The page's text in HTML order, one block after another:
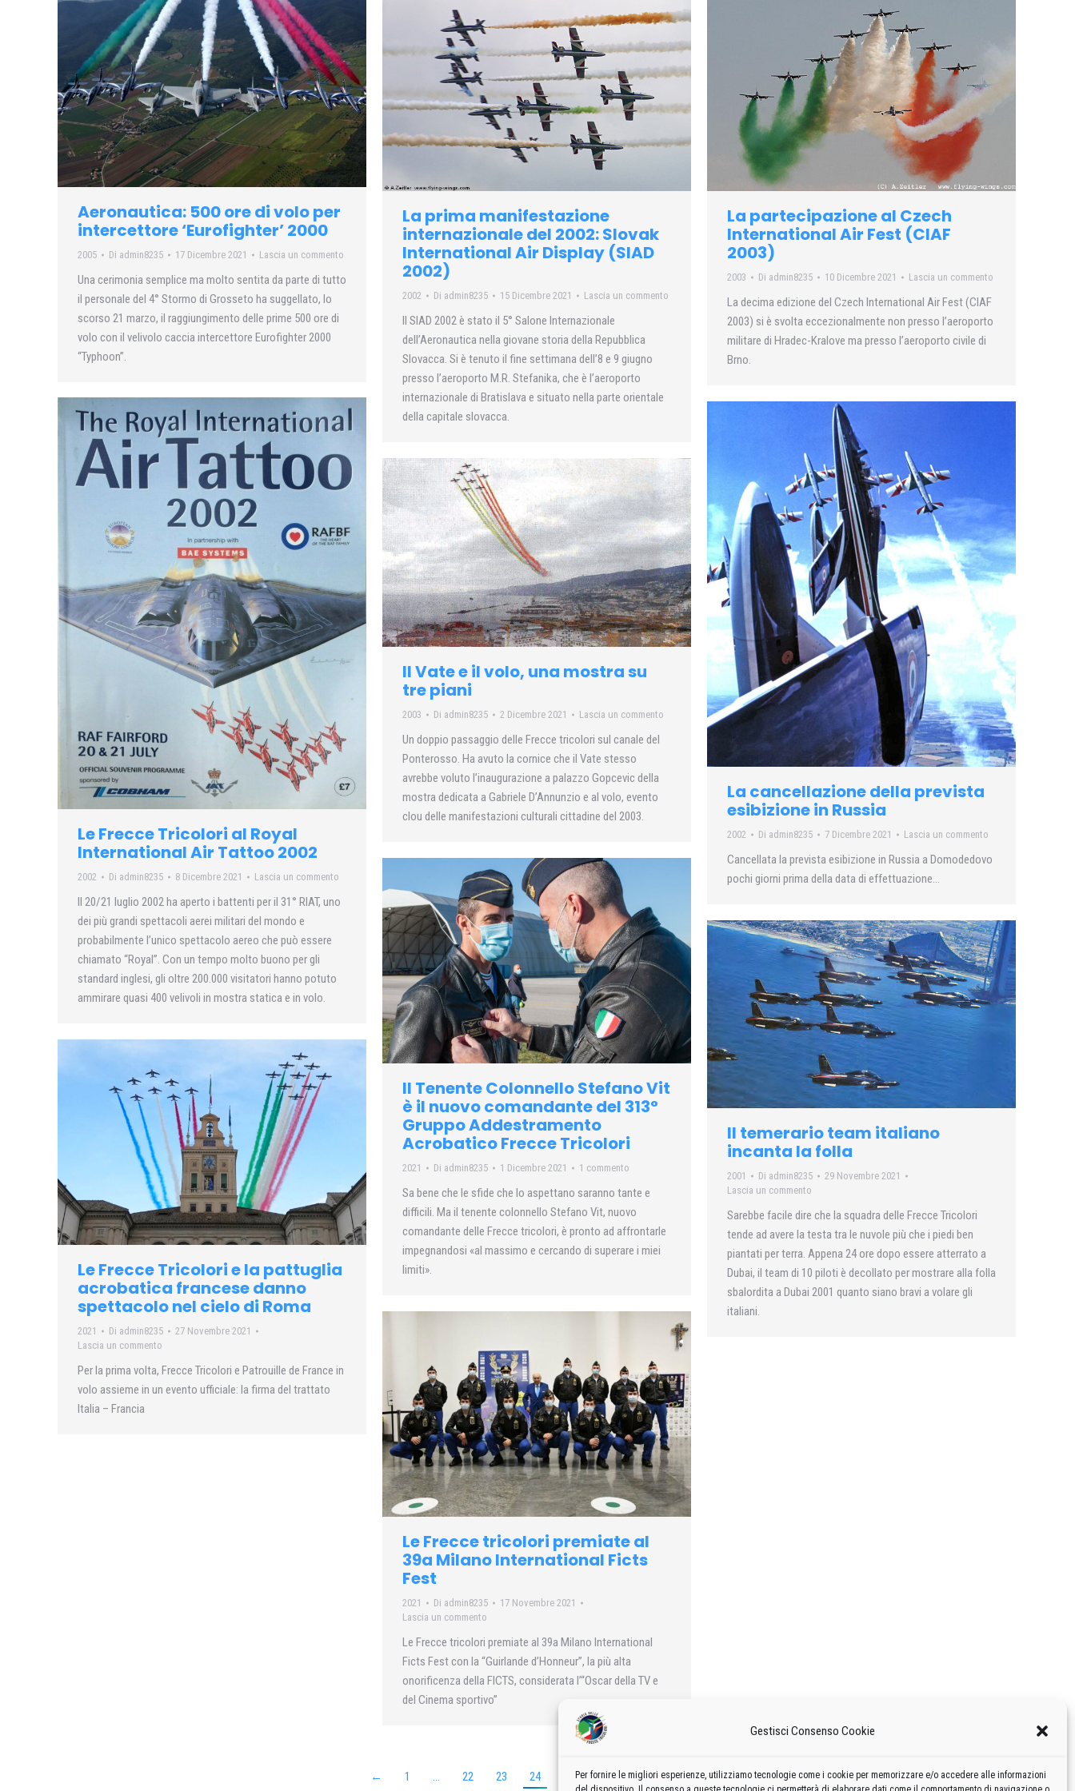
Gestisci Consenso Cookie
Per fornire le migliori esperienze, utilizziamo tecnologie come i cookie per memorizzare e/o accedere alle informazioni
Aeronautica: 500 ore di volo per
intercettore ‘Eurofighter’ 2000
2005 Di admin8235 17 Dicembre 2021 Lascia un commento
Una cerimonia semplice ma molto sentita da parte di tutto
il personale del 4° Stormo di Grosseto ha suggellato, lo
scorso 21 marzo, il raggiungimento delle prime 500 ore di
volo con il velivolo caccia intercettore Eurofighter 2000
“Typhoon”.
La prima manifestazione
internazionale del 2002: Slovak
International Air Display (SIAD
2002)
2002 Di admin8235 15 Dicembre 2021 Lascia un commento
Il SIAD 2002 è stato il 5° Salone Internazionale
dell’Aeronautica nella giovane storia della Repubblica
Slovacca. Si è tenuto il fine settimana dell’8 e 9 giugno
presso l’aeroporto M.R. Stefanika, che è l’aeroporto
internazionale di Bratislava e situato nella parte orientale
della capitale slovacca.
La partecipazione al Czech
International Air Fest (CIAF
2003)
2003 Di admin8235 10 Dicembre 2021 Lascia un commento
La decima edizione del Czech International Air Fest (CIAF
2003) si è svolta eccezionalmente non presso l’aeroporto
militare di Hradec-Kralove ma presso l’aeroporto civile di
Brno.
Le Frecce Tricolori al Royal
International Air Tattoo 2002
2002 Di admin8235 8 Dicembre 2021 Lascia un commento
Il 20/21 luglio 2002 ha aperto i battenti per il 31° RIAT, uno
dei più grandi spettacoli aerei militari del mondo e
probabilmente l’unico spettacolo aereo che può essere
chiamato “Royal”. Con un tempo molto buono per gli
standard inglesi, gli oltre 200.000 visitatori hanno potuto
ammirare quasi 400 velivoli in mostra statica e in volo.
La cancellazione della prevista
esibizione in Russia
2002 Di admin8235 7 Dicembre 2021 Lascia un commento
Cancellata la prevista esibizione in Russia a Domodedovo
pochi giorni prima della data di effettuazione…
Il Vate e il volo, una mostra su
tre piani
2003 Di admin8235 2 Dicembre 2021 Lascia un commento
Un doppio passaggio delle Frecce tricolori sul canale del
Ponterosso. Ha avuto la cornice che il Vate stesso
avrebbe voluto l’inaugurazione a palazzo Gopcevic della
mostra dedicata a Gabriele D’Annunzio e al volo, evento
clou delle manifestazioni culturali cittadine del 2003.
Il Tenente Colonnello Stefano Vit
è il nuovo comandante del 313°
Gruppo Addestramento
Acrobatico Frecce Tricolori
2021 Di admin8235 1 Dicembre 2021 1 commento
Sa bene che le sfide che lo aspettano saranno tante e
difficili. Ma il tenente colonnello Stefano Vit, nuovo
comandante delle Frecce tricolori, è pronto ad affrontarle
impegnandosi «al massimo e cercando di superare i miei
limiti».
Il temerario team italiano
incanta la folla
2001 Di admin8235
29 Novembre 2021
Lascia un commento
Sarebbe facile dire che la squadra delle Frecce Tricolori
tende ad avere la testa tra le nuvole più che i piedi ben
piantati per terra. Appena 24 ore dopo essere atterrato a
Dubai, il team di 10 piloti è decollato per mostrare alla folla
sbalordita a Dubai 2001 quanto siano bravi a volare gli
italiani.
Le Frecce Tricolori e la pattuglia
acrobatica francese danno
spettacolo nel cielo di Roma
2021 Di admin8235
27 Novembre 2021
Lascia un commento
Per la prima volta, Frecce Tricolori e Patrouille de France in
volo assieme in un evento ufficiale: la firma del trattato
Italia – Francia
Le Frecce tricolori premiate al
39a Milano International Ficts
Fest
2021 Di admin8235
17 Novembre 2021
Lascia un commento
Le Frecce tricolori premiate al 39a Milano International
Ficts Fest con la “Guirlande d’Honneur”, la più alta
onorificenza della FICTS, considerata l’“Oscar della TV e
del Cinema sportivo”
← 1 … 22 23 24 26 … 62 →